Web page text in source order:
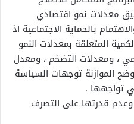
معدلات نمو اقتصادي
بالحماية الاجتماعية اذ
المتعلقة بمعدلات النمو
، ومعدلات التضخم ، ومعدل
الموازنة توجهات السياسة
تواجهها .
وعدم قدرتها على التصرف